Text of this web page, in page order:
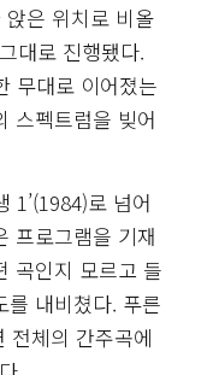
은 위치로 비올
대로 진행됐다.
무대로 이어졌는
스펙트럼을 빚어
1’(1984)로 넘어
프로그램을 기재
곡인지 모르고 들
를 내비쳤다. 푸른
전체의 간주곡에